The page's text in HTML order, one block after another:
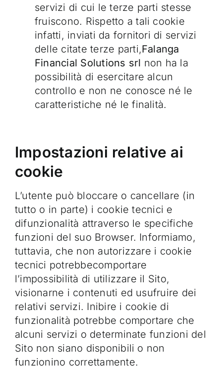
servizi di cui le terze parti stesse
fruiscono. Rispetto a tali cookie
infatti, inviati da fornitori di servizi
delle citate terze parti,Falanga
Financial Solutions srl non ha la
possibilità di esercitare alcun
controllo e non ne conosce né le
caratteristiche né le finalità.
Impostazioni relative ai
cookie
L’utente può bloccare o cancellare (in
tutto o in parte) i cookie tecnici e
difunzionalità attraverso le specifiche
funzioni del suo Browser. Informiamo,
tuttavia, che non autorizzare i cookie
tecnici potrebbecomportare
l’impossibilità di utilizzare il Sito,
visionarne i contenuti ed usufruire dei
relativi servizi. Inibire i cookie di
funzionalità potrebbe comportare che
alcuni servizi o determinate funzioni del
Sito non siano disponibili o non
funzionino correttamente.